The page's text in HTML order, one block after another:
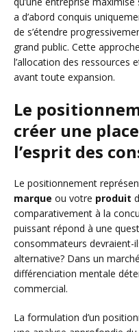
a d’abord conquis
de s’étendre
grand public. Cette
l’allocation des ressources
avant toute expansion.
Le
créer une
l’esprit des
Le positionnement
marque ou votre produit
comparativement à la
puissant répond à une
consommateurs devraient-
alternative? Dans un
différenciation mentale
commercial.
La formulation d’un